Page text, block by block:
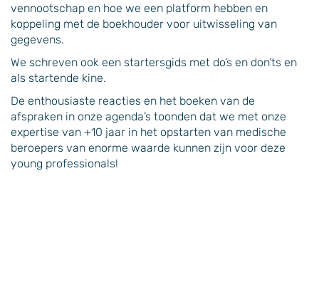
vennootschap en hoe we een platform hebben en
koppeling met de boekhouder voor uitwisseling van
gegevens.
We schreven ook een startersgids met do’s en don’ts en
als startende kine.
De enthousiaste reacties en het boeken van de
afspraken in onze agenda’s toonden dat we met onze
expertise van +10 jaar in het opstarten van medische
beroepers van enorme waarde kunnen zijn voor deze
young professionals!